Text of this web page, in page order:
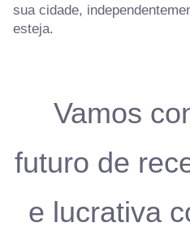
sua cidade,
esteja.
Vamos
futuro de
e lucrativa